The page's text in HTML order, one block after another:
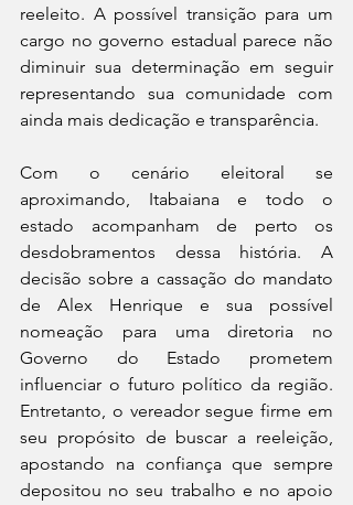
reeleito. A possível transição para um
cargo no governo estadual parece não
diminuir sua determinação em seguir
representando sua comunidade com
ainda mais dedicação e transparência.
Com o cenário eleitoral se
aproximando, Itabaiana e todo o
estado acompanham de perto os
desdobramentos dessa história. A
decisão sobre a cassação do mandato
de Alex Henrique e sua possível
nomeação para uma diretoria no
Governo do Estado prometem
influenciar o futuro político da região.
Entretanto, o vereador segue firme em
seu propósito de buscar a reeleição,
apostando na confiança que sempre
depositou no seu trabalho e no apoio